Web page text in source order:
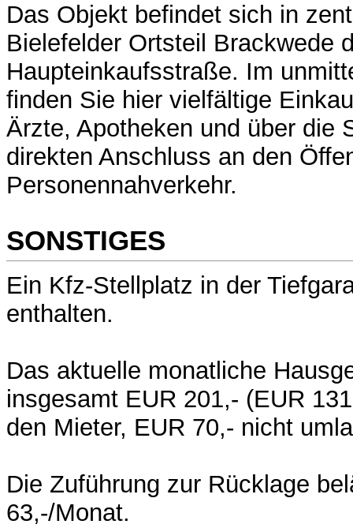
Das Objekt befindet sich in
Bielefelder Ortsteil Brackwede
Haupteinkaufsstraße. Im
finden Sie hier vielfältige
Ärzte, Apotheken und über die
direkten Anschluss an den
Personennahverkehr.
SONSTIGES
Ein Kfz-Stellplatz in der
enthalten.
Das aktuelle monatliche
insgesamt EUR 201,- (EUR
den Mieter, EUR 70,- nicht
Die Zuführung zur Rücklage
63,-/Monat.